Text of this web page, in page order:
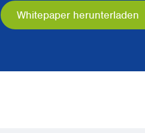
Whitepaper herunterladen